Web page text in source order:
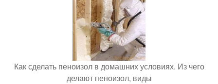
Как сделать пеноизол в домашних условиях. Из чего
делают пеноизол, виды